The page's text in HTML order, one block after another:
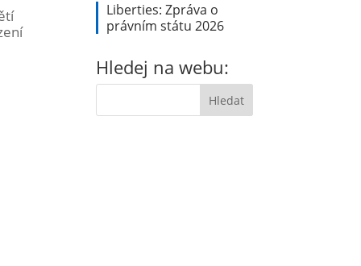
Liberties: Zpráva o
právním státu 2026
Hledej na webu: